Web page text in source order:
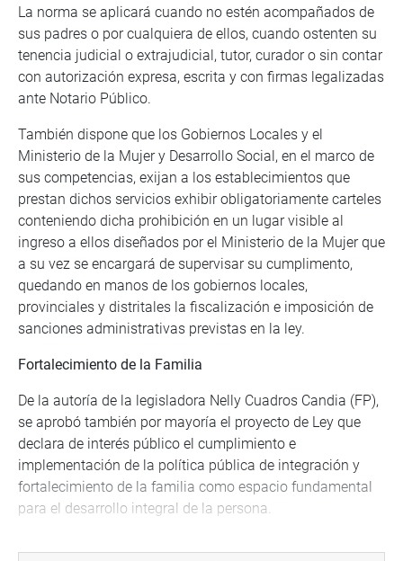
La norma se aplicará cuando no estén acompañados de
sus padres o por cualquiera de ellos, cuando ostenten su
tenencia judicial o extrajudicial, tutor, curador o sin contar
con autorización expresa, escrita y con firmas legalizadas
ante Notario Público.
También dispone que los Gobiernos Locales y el
Ministerio de la Mujer y Desarrollo Social, en el marco de
sus competencias, exijan a los establecimientos que
prestan dichos servicios exhibir obligatoriamente carteles
conteniendo dicha prohibición en un lugar visible al
ingreso a ellos diseñados por el Ministerio de la Mujer que
a su vez se encargará de supervisar su cumplimento,
quedando en manos de los gobiernos locales,
provinciales y distritales la fiscalización e imposición de
sanciones administrativas previstas en la ley.
Fortalecimiento de la Familia
De la autoría de la legisladora Nelly Cuadros Candia (FP),
se aprobó también por mayoría el proyecto de Ley que
declara de interés público el cumplimiento e
implementación de la política pública de integración y
fortalecimiento de la familia como espacio fundamental
para el desarrollo integral de la persona.